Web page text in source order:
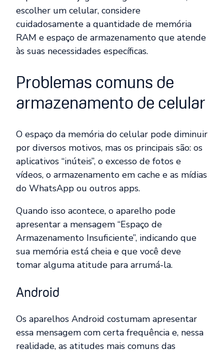
escolher um celular, considere
cuidadosamente a quantidade de memória
RAM e espaço de armazenamento que atende
às suas necessidades específicas.
Problemas comuns de
armazenamento de celular
O espaço da memória do celular pode diminuir
por diversos motivos, mas os principais são: os
aplicativos “inúteis”, o excesso de fotos e
vídeos, o armazenamento em cache e as mídias
do WhatsApp ou outros apps.
Quando isso acontece, o aparelho pode
apresentar a mensagem “Espaço de
Armazenamento Insuficiente”, indicando que
sua memória está cheia e que você deve
tomar alguma atitude para arrumá-la.
Android
Os aparelhos Android costumam apresentar
essa mensagem com certa frequência e, nessa
realidade, as atitudes mais comuns das